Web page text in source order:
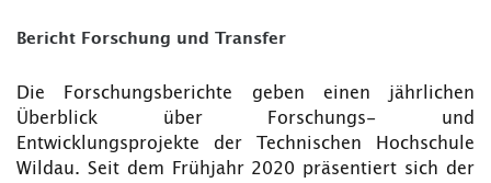
Bericht Forschung und Transfer
Die Forschungsberichte geben einen jährlichen
Überblick über Forschungs- und
Entwicklungsprojekte der Technischen Hochschule
Wildau. Seit dem Frühjahr 2020 präsentiert sich der